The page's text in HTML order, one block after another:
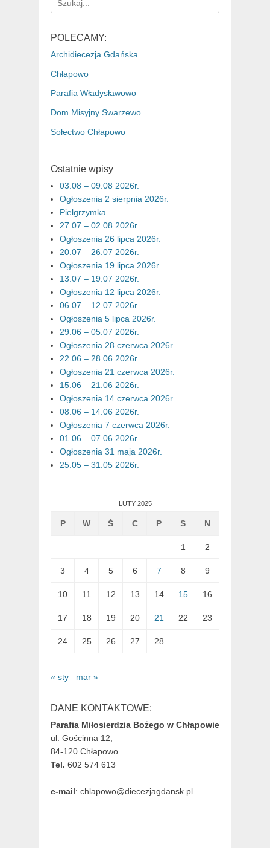
for:
POLECAMY:
Archidiecezja Gdańska
Chłapowo
Parafia Władysławowo
Dom Misyjny Swarzewo
Sołectwo Chłapowo
Ostatnie wpisy
03.08 – 09.08 2026r.
Ogłoszenia 2 sierpnia 2026r.
Pielgrzymka
27.07 – 02.08 2026r.
Ogłoszenia 26 lipca 2026r.
20.07 – 26.07 2026r.
Ogłoszenia 19 lipca 2026r.
13.07 – 19.07 2026r.
Ogłoszenia 12 lipca 2026r.
06.07 – 12.07 2026r.
Ogłoszenia 5 lipca 2026r.
29.06 – 05.07 2026r.
Ogłoszenia 28 czerwca 2026r.
22.06 – 28.06 2026r.
Ogłoszenia 21 czerwca 2026r.
15.06 – 21.06 2026r.
Ogłoszenia 14 czerwca 2026r.
08.06 – 14.06 2026r.
Ogłoszenia 7 czerwca 2026r.
01.06 – 07.06 2026r.
Ogłoszenia 31 maja 2026r.
25.05 – 31.05 2026r.
LUTY 2025
P W Ś C P S N
1 2
3 4 5 6 7 8 9
10 11 12 13 14 15 16
17 18 19 20 21 22 23
24 25 26 27 28
« sty mar »
DANE KONTAKTOWE:
Parafia Miłosierdzia Bożego w Chłapowie
ul. Gościnna 12,
84-120 Chłapowo
Tel. 602 574 613
e-mail: chlapowo@diecezjagdansk.pl